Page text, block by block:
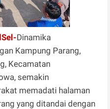
Dinamika
Kampung Parang,
Kecamatan
semakin
memadati halaman
yang ditandai dengan